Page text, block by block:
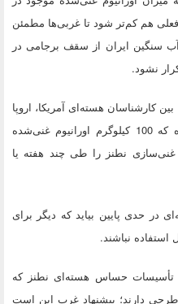
300 کیلوگرمی فعلی هم کم‌تر شود تا غربی‌ها مطمئن
سنگین ایران از سقف برجامی در
نشود.
کارشناسان هسته‌ای آمریکا، اروپا
و ایران، به طرف ایرانی پیشنهاد شده که 100 کیلوگرم اورانیوم غنی‌شده
غنی‌سازی نطنز را طی چند هفته یا
در حدی پایین بیاید که دیگر برای
استفاده نباشند.
تأسیسات حساس هسته‌ای نطنز که
طرحی دارند؛ پیشنهاد غرب این است